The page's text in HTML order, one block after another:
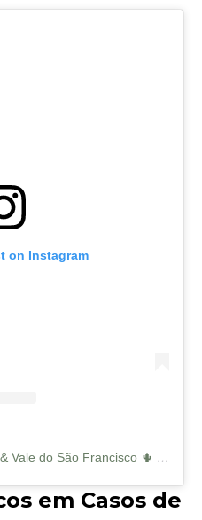
on Instagram
A post shared by 🌎 Turismo & Vale do São Francisco 🌵 (@depetrolinaparaomundo)
em Casos de